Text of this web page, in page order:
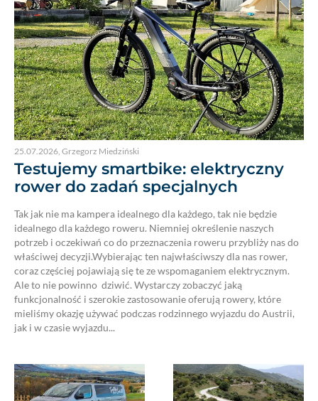
25.07.2026, Grzegorz Miedziński
Testujemy smartbike: elektryczny
rower do zadań specjalnych
Tak jak nie ma kampera idealnego dla każdego, tak nie będzie
idealnego dla każdego roweru. Niemniej określenie naszych
potrzeb i oczekiwań co do przeznaczenia roweru przybliży nas do
właściwej decyzji.Wybierając ten najwłaściwszy dla nas rower,
coraz częściej pojawiają się te ze wspomaganiem elektrycznym.
Ale to nie powinno dziwić. Wystarczy zobaczyć jaką
funkcjonalność i szerokie zastosowanie oferują rowery, które
mieliśmy okazję używać podczas rodzinnego wyjazdu do Austrii,
jak i w czasie wyjazdu...